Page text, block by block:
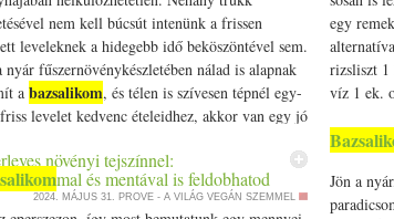
és egy kis légzőgyakorlat segít felébreszteni a tested.
kint a szabadban - séta, kerékpározás, túrázás. Azzal,
egy kis mozgás. Végezz hátrahajlító és csavaró
Táplálkozz könnyedebben - ősszel, télen
a hideg ellen. Most a könnyítésé a főszerep. Kevesebb
retek, rukkola, édeskömény gumó, endívia, radicchio,
kiválóak a szervezeted működésének harmonizálására
a természetben minden megduzzad, növekszik, a
tud okozni. Ha ilyen tüneteket tapasztalsz, akkor
nem kell búcsút intenünk a frissen
leveleknek a hidegebb idő beköszöntével sem.
nyár fűszernövénykészletében nálad is alapnak
a bazsalikom, és télen is szívesen tépnél egy-
levelet kedvenc ételeidhez, akkor van egy jó
a trükköt appeared first on Prove.hu.
növényi tejszínnel:
mal és mentával is feldobhatod
2024. MÁJUS 31. PROVE - A VILÁG VEGÁN SZEMMEL
egy
rizsliszt 1
víz 1 ek.
Jön a